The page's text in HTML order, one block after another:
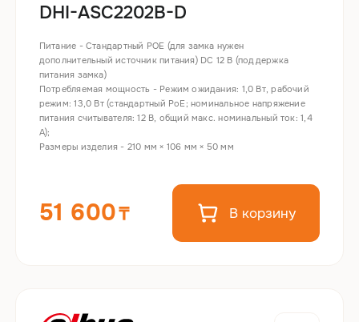
DHI-ASC2202B-D
Питание - Стандартный POE (для замка нужен
дополнительный источник питания) DC 12 В (поддержка
питания замка)
Потребляемая мощность - Режим ожидания: 1,0 Вт, рабочий
режим: 13,0 Вт (стандартный PoE; номинальное напряжение
питания считывателя: 12 В, общий макс. номинальный ток: 1,4
A);
Размеры изделия - 210 мм × 106 мм × 50 мм
51 600 В корзину